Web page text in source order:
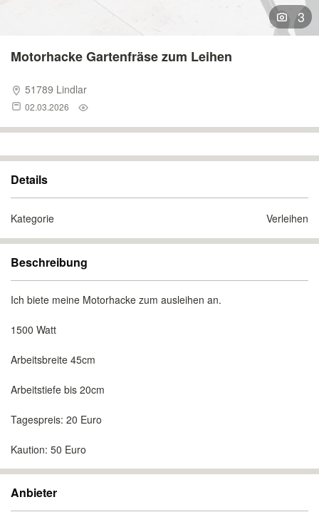
3
Motorhacke Gartenfräse zum Leihen
51789 Lindlar
02.03.2026
Details
Kategorie Verleihen
Beschreibung
Ich biete meine Motorhacke zum ausleihen an.
1500 Watt
Arbeitsbreite 45cm
Arbeitstiefe bis 20cm
Tagespreis: 20 Euro
Kaution: 50 Euro
Anbieter